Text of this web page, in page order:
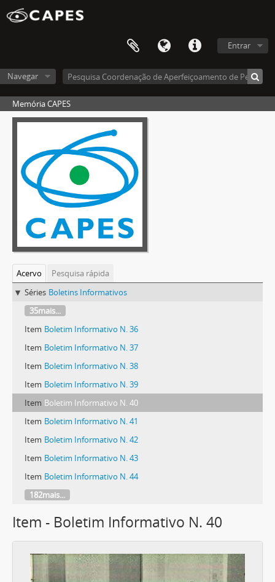
Entrar
Navegar
Memória CAPES
Acervo
Pesquisa rápida
Séries Boletins Informativos
35mais...
Item Boletim Informativo N. 36
Item Boletim Informativo N. 37
Item Boletim Informativo N. 38
Item Boletim Informativo N. 39
Item Boletim Informativo N. 40
Item Boletim Informativo N. 41
Item Boletim Informativo N. 42
Item Boletim Informativo N. 43
Item Boletim Informativo N. 44
182mais...
Item - Boletim Informativo N. 40